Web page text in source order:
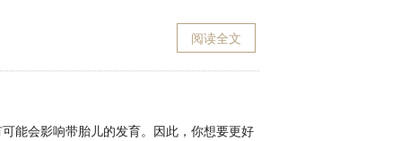
阅读全文
能会影响带胎儿的发育。因此，你想要更好